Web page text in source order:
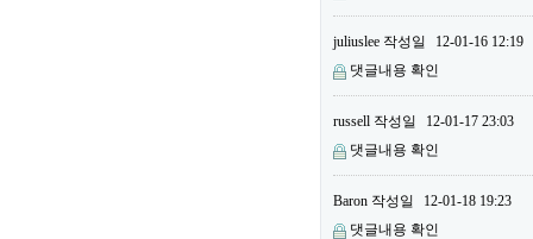
juliuslee 작성일
12-01-16 12:19
댓글내용 확인
russell 작성일
12-01-17 23:03
댓글내용 확인
Baron 작성일
12-01-18 19:23
댓글내용 확인